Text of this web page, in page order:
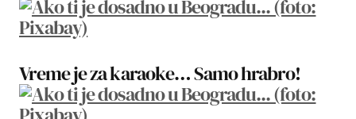
Vreme je za karaoke… Samo hrabro!